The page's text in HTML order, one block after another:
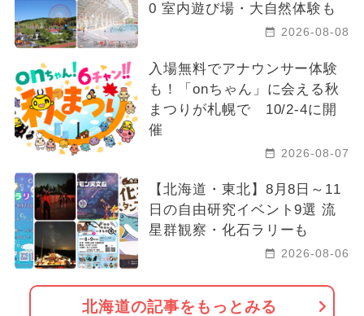
0 室内遊び場・大自然体験も
2026-08-08
入場無料でアナウンサー体験
も！「onちゃん」に会える秋
まつりが札幌で 10/2-4に開
催
2026-08-07
【北海道・東北】8月8日～11
日の自由研究イベント9選 流
星群観察・化石ラリーも
2026-08-06
北海道の記事をもっとみる